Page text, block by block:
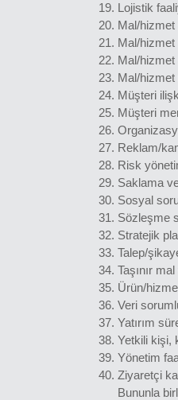
Lojistik
Mal/hizmet
Mal/hizmet
Mal/hizmet
Mal/
Müşteri
Müşteri
Reklam/
Risk
Saklama
Sosyal
Sözleşme
Stratejik
Talep/
Taşınır
Ürün/
Veri
Yatırım
Yetkili kişi,
Yönetim
Ziyaretçi
Bununla